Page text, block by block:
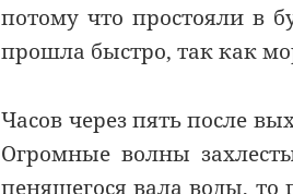
потому что простояли в
прошла быстро, так как
Часов через пять после
Огромные волны
пенящегося вала воды,